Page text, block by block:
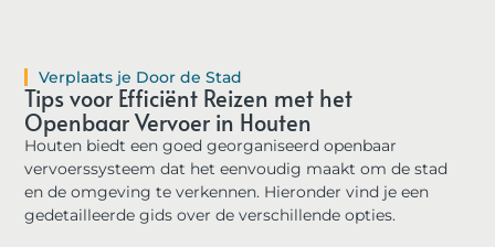
Verplaats je Door de Stad
Tips voor Efficiënt Reizen met het
Openbaar Vervoer in Houten
Houten biedt een goed georganiseerd openbaar
vervoerssysteem dat het eenvoudig maakt om de stad
en de omgeving te verkennen. Hieronder vind je een
gedetailleerde gids over de verschillende opties.